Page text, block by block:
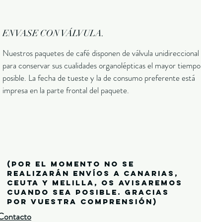
ENVASE CON VÁLVULA.
Nuestros paquetes de café disponen de válvula unidireccional
para conservar sus cualidades organolépticas el mayor tiempo
posible. La fecha de tueste y la de consumo preferente está
impresa en la parte frontal del paquete.
(por el momento no se
realizarán envíos a canarias,
ceuta y melilla, os avisaremos
cuando sea posible. gracias
por vuestra comprensión)